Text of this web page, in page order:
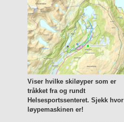
Viser hvilke skiløyper som er
tråkket fra og rundt
Helsesportssenteret. Sjekk hvor
løypemaskinen er!